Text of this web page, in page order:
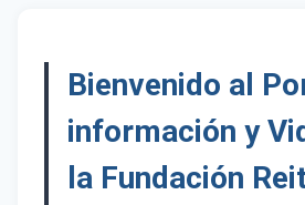
Bienvenido al
información y
la Fundación